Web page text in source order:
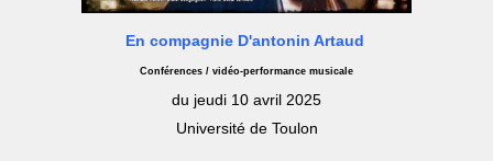
En compagnie D'antonin Artaud
Conférences / vidéo-performance musicale
du jeudi 10 avril 2025
Université de Toulon